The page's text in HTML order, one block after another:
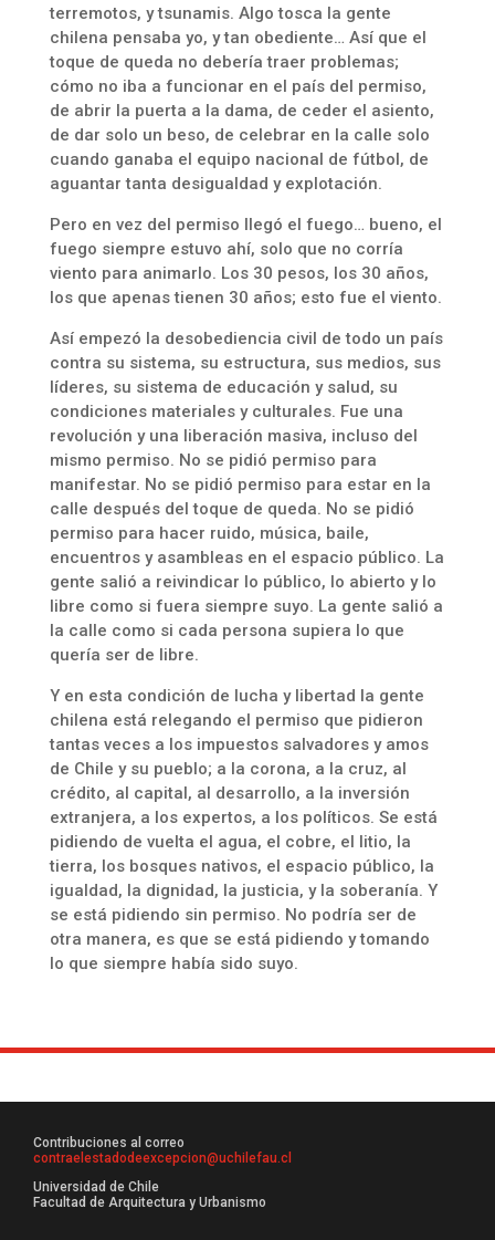
terremotos, y tsunamis. Algo tosca la gente
chilena pensaba yo, y tan obediente… Así que el
toque de queda no debería traer problemas;
cómo no iba a funcionar en el país del permiso,
de abrir la puerta a la dama, de ceder el asiento,
de dar solo un beso, de celebrar en la calle solo
cuando ganaba el equipo nacional de fútbol, de
aguantar tanta desigualdad y explotación.
Pero en vez del permiso llegó el fuego… bueno, el
fuego siempre estuvo ahí, solo que no corría
viento para animarlo. Los 30 pesos, los 30 años,
los que apenas tienen 30 años; esto fue el viento.
Así empezó la desobediencia civil de todo un país
contra su sistema, su estructura, sus medios, sus
líderes, su sistema de educación y salud, su
condiciones materiales y culturales. Fue una
revolución y una liberación masiva, incluso del
mismo permiso. No se pidió permiso para
manifestar. No se pidió permiso para estar en la
calle después del toque de queda. No se pidió
permiso para hacer ruido, música, baile,
encuentros y asambleas en el espacio público. La
gente salió a reivindicar lo público, lo abierto y lo
libre como si fuera siempre suyo. La gente salió a
la calle como si cada persona supiera lo que
quería ser de libre.
Y en esta condición de lucha y libertad la gente
chilena está relegando el permiso que pidieron
tantas veces a los impuestos salvadores y amos
de Chile y su pueblo; a la corona, a la cruz, al
crédito, al capital, al desarrollo, a la inversión
extranjera, a los expertos, a los políticos. Se está
pidiendo de vuelta el agua, el cobre, el litio, la
tierra, los bosques nativos, el espacio público, la
igualdad, la dignidad, la justicia, y la soberanía. Y
se está pidiendo sin permiso. No podría ser de
otra manera, es que se está pidiendo y tomando
lo que siempre había sido suyo.
Contribuciones al correo
contraelestadodeexcepcion@uchilefau.cl
Universidad de Chile
Facultad de Arquitectura y Urbanismo